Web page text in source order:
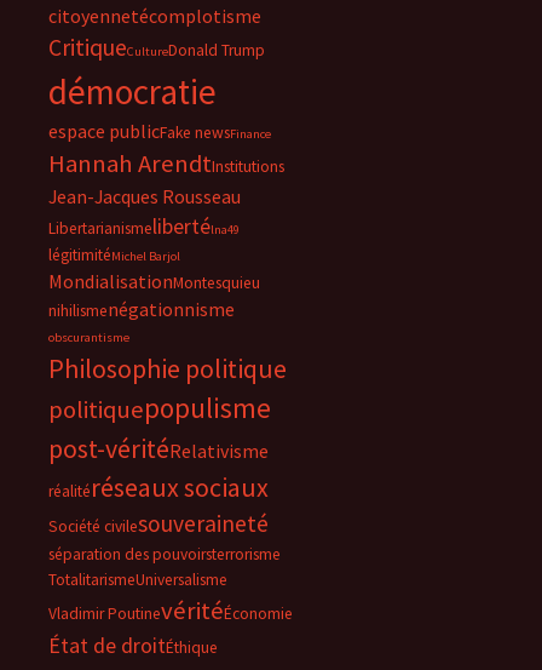
citoyennetécomplotisme
CritiqueCultureDonald Trump
démocratie
espace publicFake newsFinance
Hannah ArendtInstitutions
Jean-Jacques Rousseau
Libertarianismelibertélna49
légitimitéMichel Barjol
MondialisationMontesquieu
nihilismenégationnisme
obscurantisme
Philosophie politique
politiquepopulisme
post-véritéRelativisme
réalitéréseaux sociaux
Société civilesouveraineté
séparation des pouvoirsterrorisme
TotalitarismeUniversalisme
Vladimir PoutinevéritéÉconomie
État de droitÉthique